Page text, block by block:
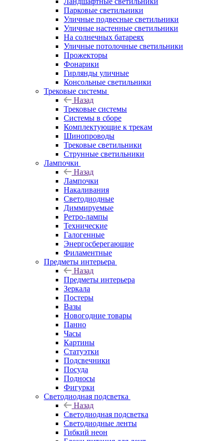
Парковые светильники
Уличные подвесные светильники
Уличные настенные светильники
На солнечных батареях
Уличные потолочные светильники
Прожекторы
Фонарики
Гирлянды уличные
Консольные светильники
Трековые системы
Назад
Трековые системы
Системы в сборе
Комплектующие к трекам
Шинопроводы
Трековые светильники
Струнные светильники
Лампочки
Назад
Лампочки
Накаливания
Светодиодные
Диммируемые
Ретро-лампы
Технические
Галогенные
Энергосберегающие
Филаментные
Предметы интерьера
Назад
Предметы интерьера
Зеркала
Постеры
Вазы
Новогодние товары
Панно
Часы
Картины
Статуэтки
Подсвечники
Посуда
Подносы
Фигурки
Светодиодная подсветка
Назад
Светодиодная подсветка
Светодиодные ленты
Гибкий неон